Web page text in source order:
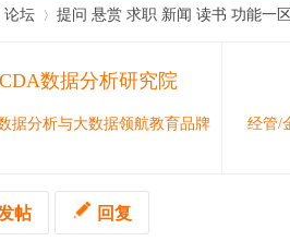
论坛 提问 悬赏 求职 新闻 读书 功能一区
CDA数据分析研究院
据分析与大数据领航教育品牌 经管/
帖 回复